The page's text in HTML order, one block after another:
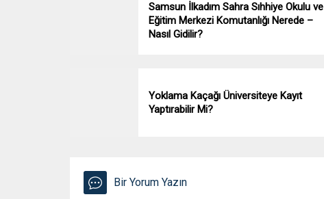
Samsun İlkadım Sahra Sıhhiye Okulu ve
Eğitim Merkezi Komutanlığı Nerede –
Nasıl Gidilir?
Yoklama Kaçağı Üniversiteye Kayıt
Yaptırabilir Mi?
Bir Yorum Yazın